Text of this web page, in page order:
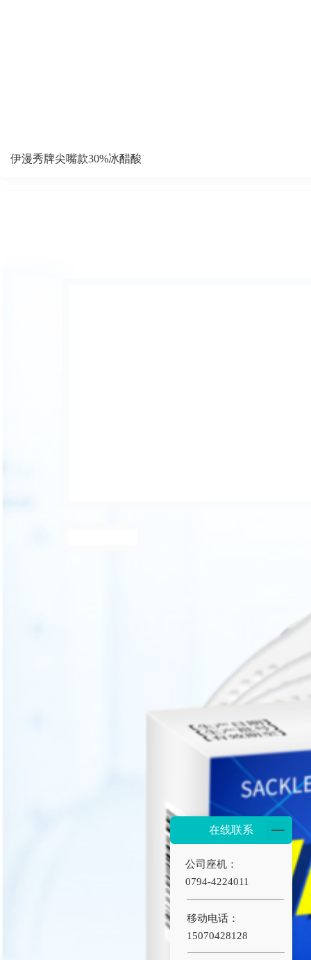
0794-4224011
公司座机：
15070428128
移动电话：
在线联系
伊漫秀牌尖嘴款30%冰醋酸